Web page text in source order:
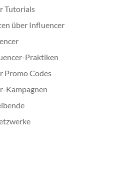
Tutorials
über Influencer
Praktiken
Promo Codes
Kampagnen